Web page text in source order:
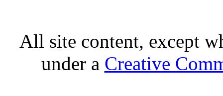
All site content, except
under a Creative